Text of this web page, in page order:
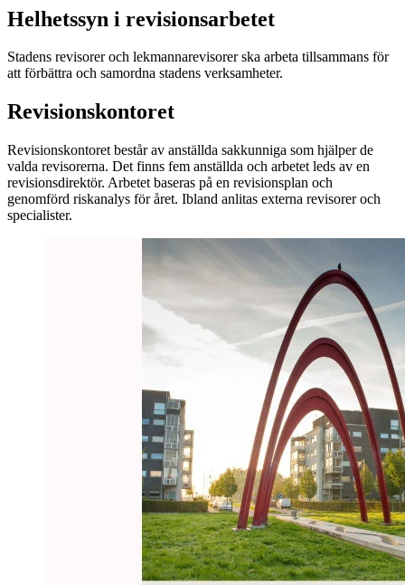
Helhetssyn i revisionsarbetet
Stadens revisorer och lekmannarevisorer ska arbeta tillsammans för
att förbättra och samordna stadens verksamheter.
Revisionskontoret
Revisionskontoret består av anställda sakkunniga som hjälper de
valda revisorerna. Det finns fem anställda och arbetet leds av en
revisionsdirektör. Arbetet baseras på en revisionsplan och
genomförd riskanalys för året. Ibland anlitas externa revisorer och
specialister.